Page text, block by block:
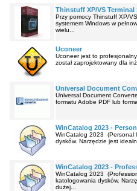
Thinstuff XP/VS Terminal
Przy pomocy Thinstuff XP/
systemem Windows w
wielu...
Uconeer
Uconeer jest to
został zaprojektowany dla
Universal Document
Universal Document
formatu Adobe PDF lub
WinCatalog 2023 -
WinCatalog 2023 (Personal
dysków. Narzędzie jest
WinCatalog 2023 -
WinCatalog 2023
katologowania dysków.
dużej...